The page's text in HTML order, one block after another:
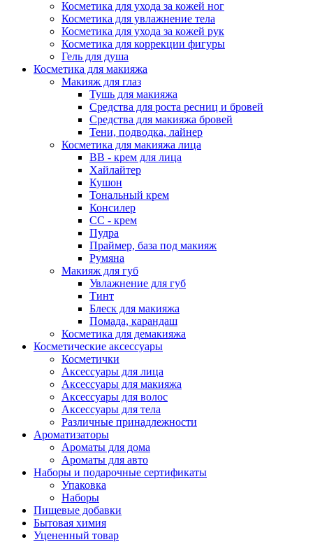
Косметика для ухода за кожей ног
Косметика для увлажнение тела
Косметика для ухода за кожей рук
Косметика для коррекции фигуры
Гель для душа
Косметика для макияжа
Макияж для глаз
Тушь для макияжа
Средства для роста ресниц и бровей
Средства для макияжа бровей
Тени, подводка, лайнер
Косметика для макияжа лица
ВВ - крем для лица
Хайлайтер
Кушон
Тональный крем
Консилер
СС - крем
Пудра
Праймер, база под макияж
Румяна
Макияж для губ
Увлажнение для губ
Тинт
Блеск для макияжа
Помада, карандаш
Косметика для демакияжа
Косметические аксессуары
Косметички
Аксессуары для лица
Аксессуары для макияжа
Аксессуары для волос
Аксессуары для тела
Различные принадлежности
Ароматизаторы
Ароматы для дома
Ароматы для авто
Наборы и подарочные сертификаты
Упаковка
Наборы
Пищевые добавки
Бытовая химия
Уцененный товар